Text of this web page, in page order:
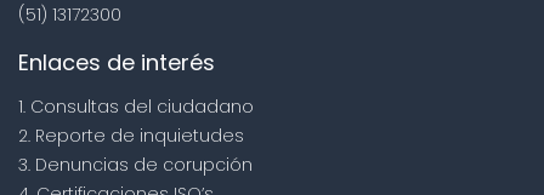
(51) 13172300
Enlaces de interés
1. Consultas del ciudadano
2. Reporte de inquietudes
3. Denuncias de corupción